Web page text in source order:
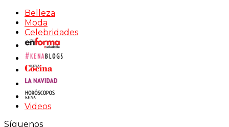
Belleza
Moda
Celebridades
Videos
Síguenos